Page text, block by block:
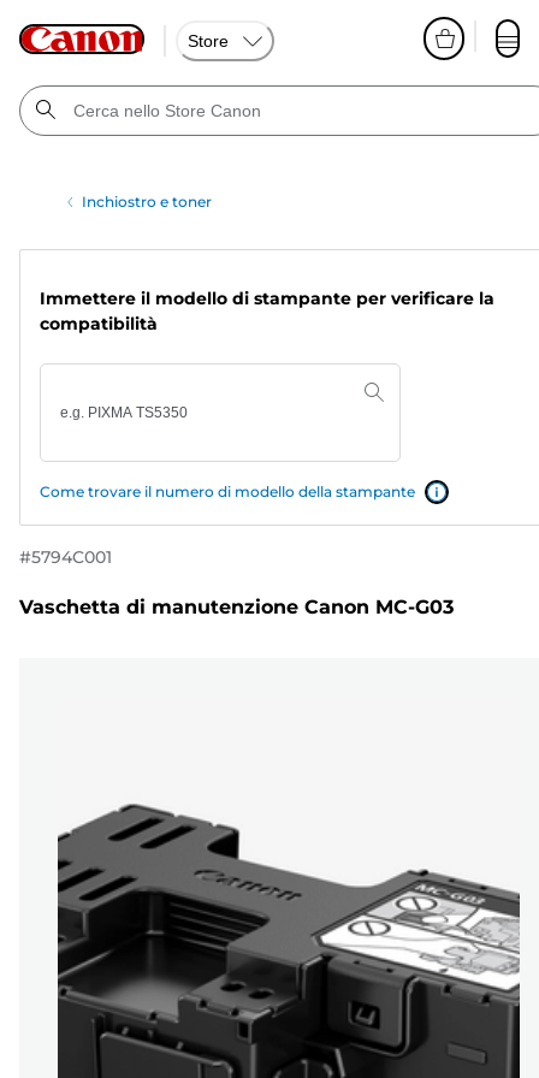
Store
Inchiostro e toner
Immettere il modello di stampante per verificare la
compatibilità
Come trovare il numero di modello della stampante
#5794C001
Vaschetta di manutenzione Canon MC-G03